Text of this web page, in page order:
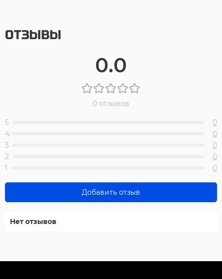
ОТЗЫВЫ
0.0
0 отзывов
5
0
4
0
3
0
2
0
1
0
Добавить отзыв
Нет отзывов